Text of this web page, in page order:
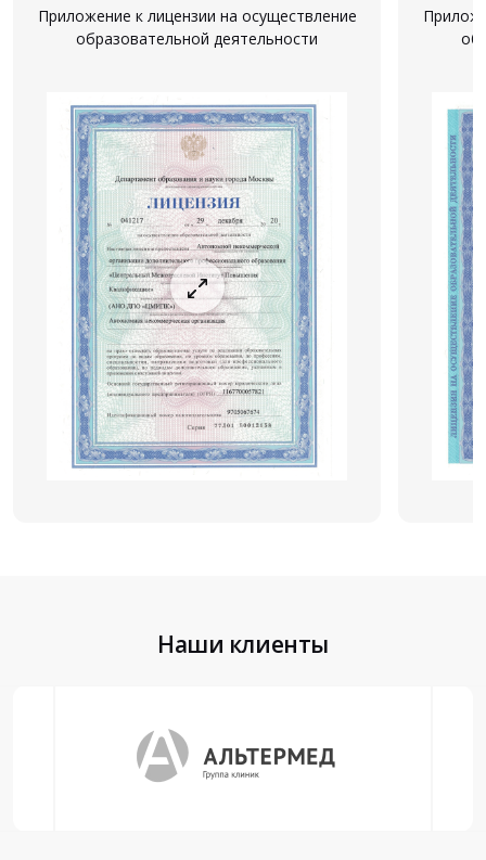
Приложение к лицензии на осуществление
образовательной деятельности
Наши клиенты